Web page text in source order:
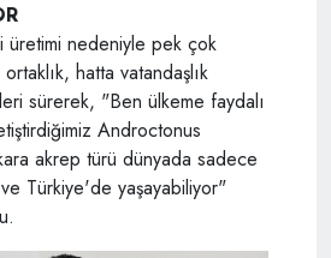
üretimi nedeniyle pek çok
hatta vatandaşlık
sürerek, "Ben ülkeme faydalı
Androctonus
akrep türü dünyada sadece
Türkiye'de yaşayabiliyor"